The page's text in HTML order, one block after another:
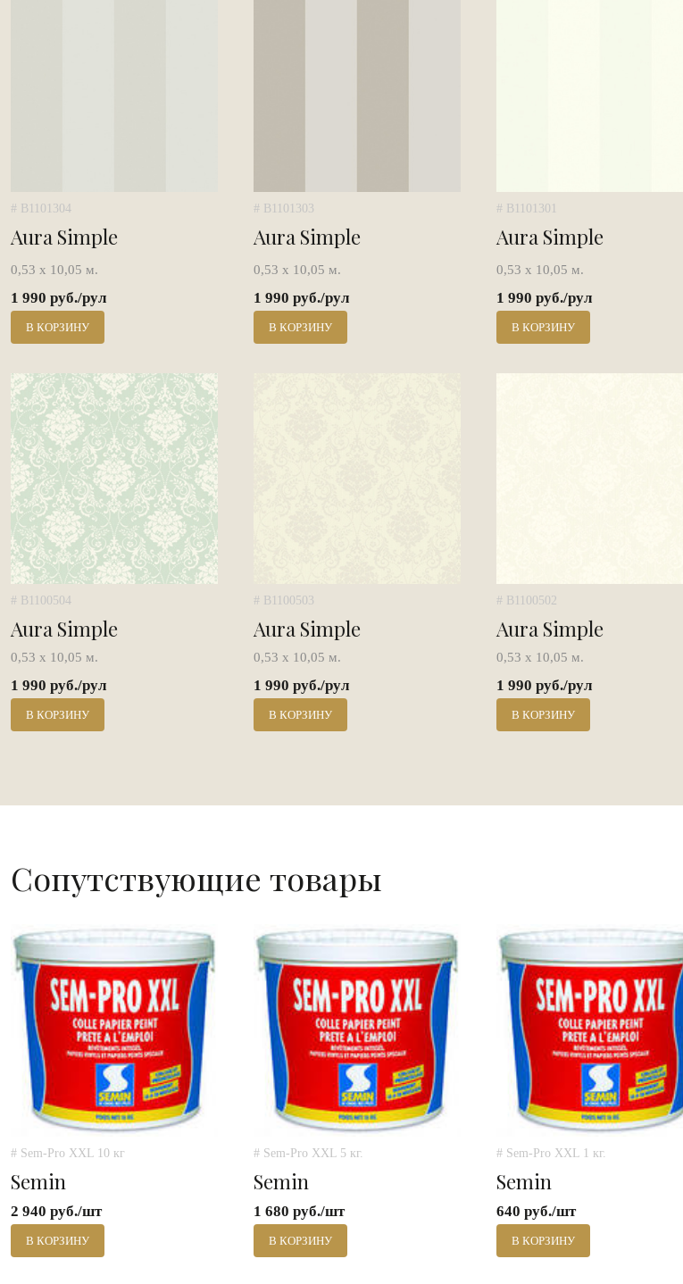
# B1101304
Aura Simple
0,53 х 10,05 м.
1 990 руб./рул
В КОРЗИНУ
# B1101303
Aura Simple
0,53 х 10,05 м.
1 990 руб./рул
В КОРЗИНУ
# B1101301
Aura Simple
0,53 х 10,05 м.
1 990 руб./рул
В КОРЗИНУ
# B1100504
Aura Simple
0,53 х 10,05 м.
1 990 руб./рул
В КОРЗИНУ
# B1100503
Aura Simple
0,53 х 10,05 м.
1 990 руб./рул
В КОРЗИНУ
# B1100502
Aura Simple
0,53 х 10,05 м.
1 990 руб./рул
В КОРЗИНУ
Сопутствующие товары
# Sem-Pro XXL 10 кг
Semin
2 940 руб./шт
В КОРЗИНУ
# Sem-Pro XXL 5 кг.
Semin
1 680 руб./шт
В КОРЗИНУ
# Sem-Pro XXL 1 кг.
Semin
640 руб./шт
В КОРЗИНУ